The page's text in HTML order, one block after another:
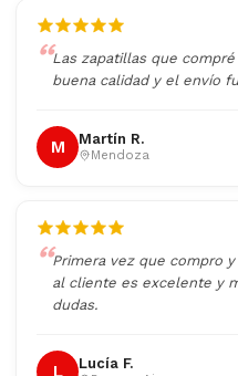
Las zapatillas que
buena calidad y el envío
M Martín R.
Mendoza
Primera vez que compro
al cliente es excelente y
dudas.
L Lucía F.